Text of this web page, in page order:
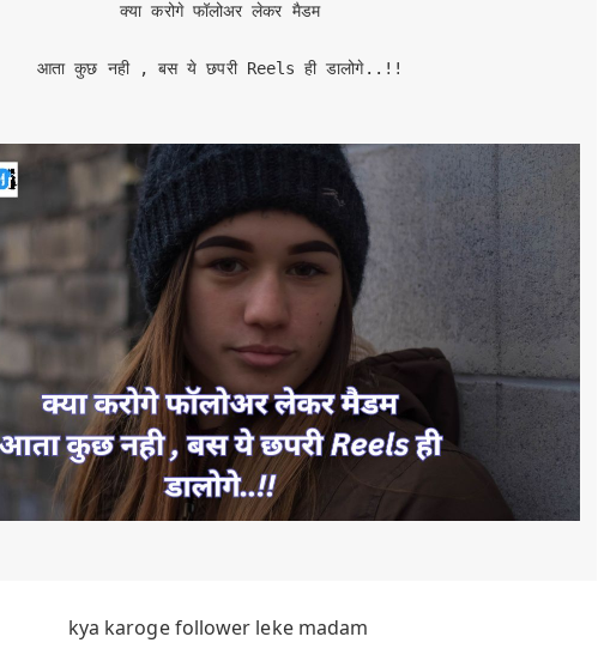
क्या करोगे फॉलोअर लेकर मैडम
आता कुछ नही , बस ये छपरी Reels ही डालोगे..!!
kya karoge follower leke madam